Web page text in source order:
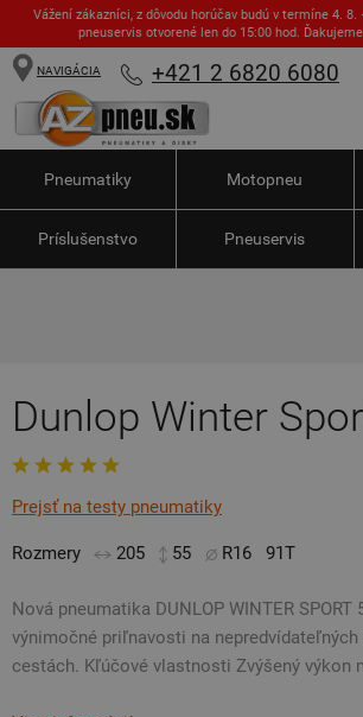
Vážení zákazníci, z dôvodu horúčav budú v termíne 4. 8.
pneuservis otvorené len do 15:00 hod.
NAVIGÁCIA +421 2 6820 6080
Pneumatiky Motopneu
Príslušenstvo Pneuservis
Dunlop Winter
Prejsť na testy pneumatiky
Rozmery 205 55 R16 91T
Nová pneumatika DUNLOP WINTER SPORT
výnimočné priľnavosti na nepredvídateľných
cestách. Kľúčové vlastnosti Zvýšený výkon